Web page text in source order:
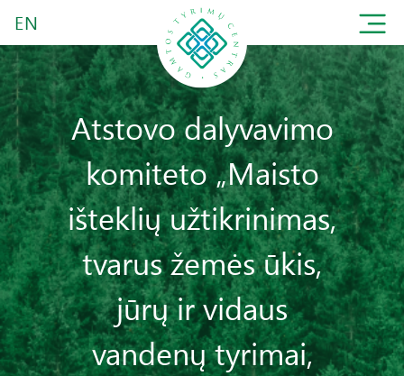
EN
Atstovo dalyvavimo
komiteto „Maisto
išteklių užtikrinimas,
tvarus žemės ūkis,
jūrų ir vidaus
vandenų tyrimai,